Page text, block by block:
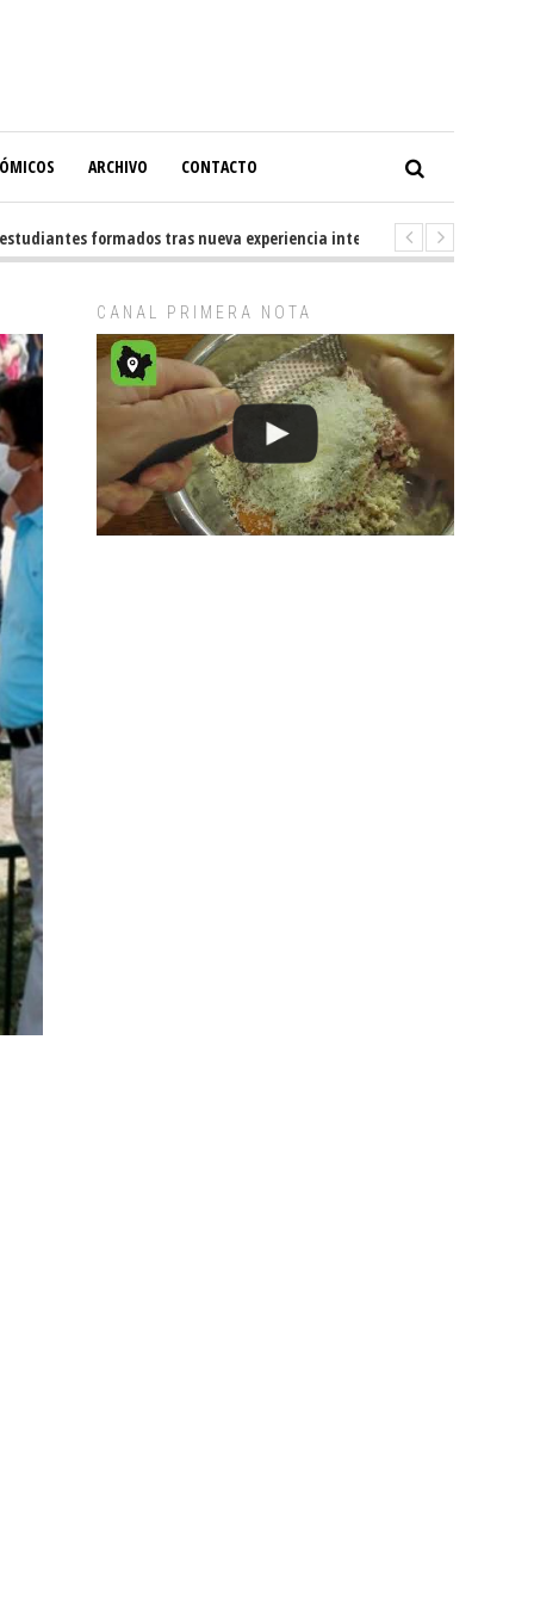
ARCHIVO CONTACTO
formados tras nueva experiencia internacional en Buenos Aires
CANAL PRIMERA NOTA